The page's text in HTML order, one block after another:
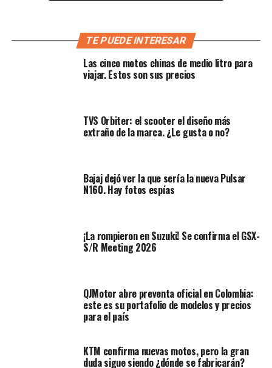
El éxito del operativo estuvo determinado por una
información oficial publicada, el helicópteroHalcón
localizó una zona de difícil acceso donde,
Una vez se confirmó la ubicación, unidades motorizadas
acción fue ejecutada en una zona de invasión en el
sector de Juan José Rondón.
TE PUEDE INTERESAR
Las cinco motos chinas de medio litro para
viajar. Estos son sus precios
TVS Orbiter: el scooter el diseño más
extraño de la marca. ¿Le gusta o no?
Bajaj dejó ver la que sería la nueva Pulsar
N160. Hay fotos espías
¡La rompieron en Suzuki! Se confirma el GSX-
S/R Meeting 2026
QJMotor abre preventa oficial en Colombia:
este es su portafolio de modelos y precios
para el país
KTM confirma nuevas motos, pero la gran
duda sigue siendo ¿dónde se fabricarán?